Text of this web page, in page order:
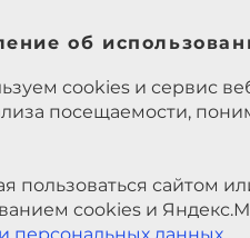
об
cookies и сервис
посещаемости,
пользоваться сайтом
cookies и